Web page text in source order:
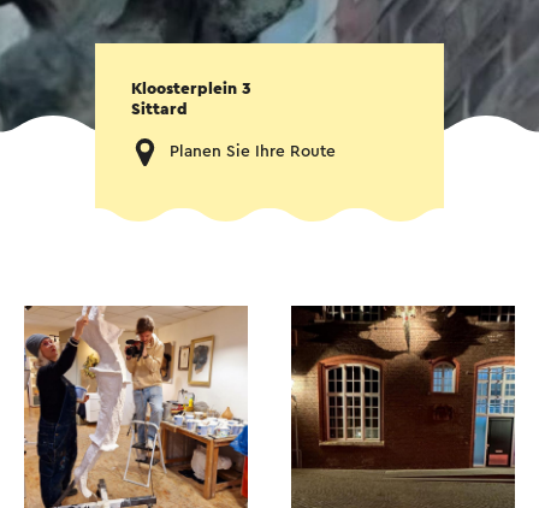
Kloosterplein 3
Sittard
Planen Sie Ihre Route